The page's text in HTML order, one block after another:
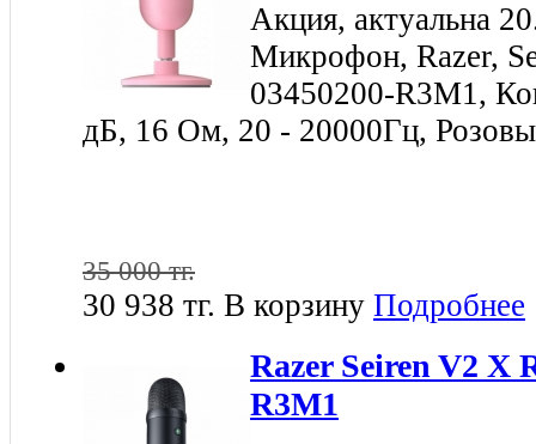
Акция, актуальна
Микрофон, Razer,
03450200-R3M1,
дБ, 16 Ом, 20 - 20000Гц,
35 000 тг.
30 938 тг. В корзину Подробнее
Razer Seiren V2 X
R3M1